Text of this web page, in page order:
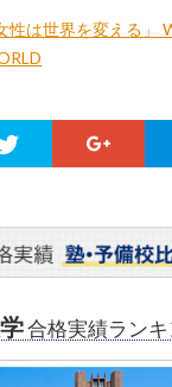
性は世界を変える」
合格実績ラン